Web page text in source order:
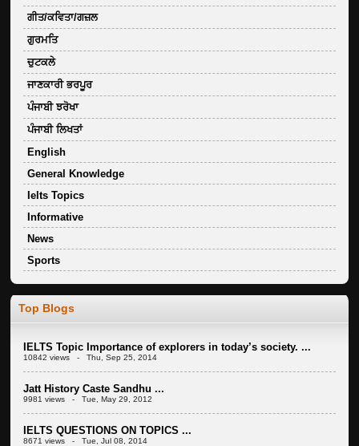
ਗੀਤ/ਕਵਿਤਾ/ਗਜ਼ਲ
ਗੁਰਮਤਿ
ਚੁਟਕਲੇ
ਜਾਣਕਾਰੀ ਭਰਪੂਰ
ਪੰਜਾਬੀ ਝਰੋਖਾ
ਪੰਜਾਬੀ ਲਿਖਤਾਂ
English
General Knowledge
Ielts Topics
Informative
News
Sports
Top Blogs
IELTS Topic Importance of explorers in today’s society. ...
10842 views - Thu, Sep 25, 2014
Jatt History Caste Sandhu ...
9981 views - Tue, May 29, 2012
IELTS QUESTIONS ON TOPICS ...
8671 views - Tue, Jul 08, 2014